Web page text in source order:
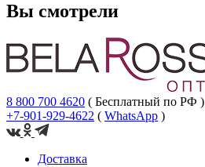
Вы смотрели
8 800 700 4620 ( Бесплатный по РФ )
+7-901-929-4622 ( WhatsApp )
Доставка